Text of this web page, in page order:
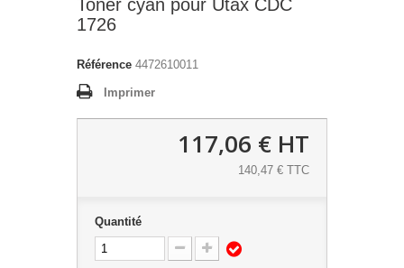
Toner cyan pour Utax CDC
1726
Référence 4472610011
Imprimer
117,06 € HT
140,47 € TTC
Quantité